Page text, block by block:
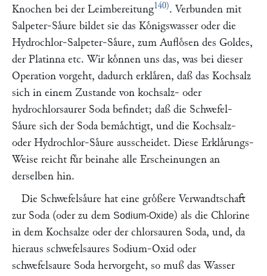
Knochen bei der Leimbereitung140). Verbunden mit
Salpeter-Saͤure bildet sie das Koͤnigswasser oder die
Hydrochlor-Salpeter-Saͤure, zum Aufloͤsen des Goldes,
der Platinna etc. Wir koͤnnen uns das, was bei dieser
Operation vorgeht, dadurch erklaͤren, daß das Kochsalz
sich in einem Zustande von kochsalz- oder
hydrochlorsaurer Soda befindet; daß die Schwefel-
Saͤure sich der Soda bemaͤchtigt, und die Kochsalz-
oder Hydrochlor-Saͤure ausscheidet. Diese Erklaͤrungs-
Weise reicht fuͤr beinahe alle Erscheinungen an
derselben hin.
Die Schwefelsaͤure hat eine groͤßere Verwandtschaft
zur Soda (oder zu dem Sodium-Oxide) als die Chlorine
in dem Kochsalze oder der chlorsauren Soda, und, da
hieraus schwefelsaures Sodium-Oxid oder
schwefelsaure Soda hervorgeht, so muß das Wasser